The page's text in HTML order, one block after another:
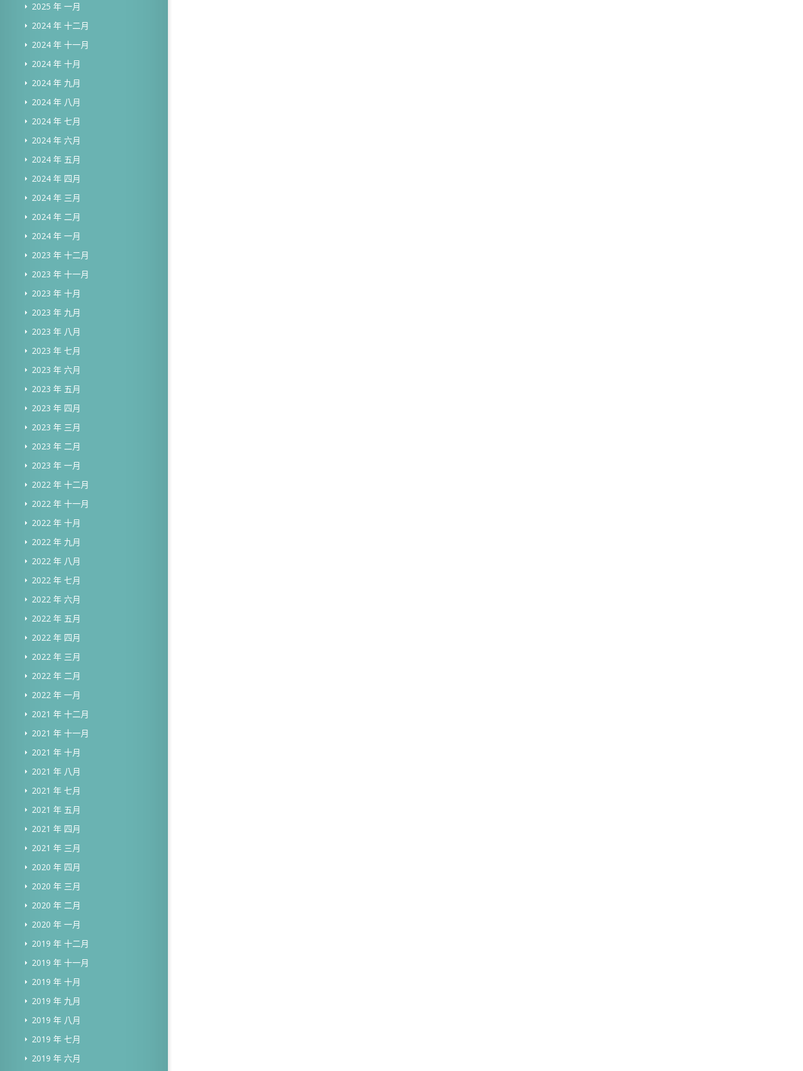
2025 年 一月
2024 年 十二月
2024 年 十一月
2024 年 十月
2024 年 九月
2024 年 八月
2024 年 七月
2024 年 六月
2024 年 五月
2024 年 四月
2024 年 三月
2024 年 二月
2024 年 一月
2023 年 十二月
2023 年 十一月
2023 年 十月
2023 年 九月
2023 年 八月
2023 年 七月
2023 年 六月
2023 年 五月
2023 年 四月
2023 年 三月
2023 年 二月
2023 年 一月
2022 年 十二月
2022 年 十一月
2022 年 十月
2022 年 九月
2022 年 八月
2022 年 七月
2022 年 六月
2022 年 五月
2022 年 四月
2022 年 三月
2022 年 二月
2022 年 一月
2021 年 十二月
2021 年 十一月
2021 年 十月
2021 年 八月
2021 年 七月
2021 年 五月
2021 年 四月
2021 年 三月
2020 年 四月
2020 年 三月
2020 年 二月
2020 年 一月
2019 年 十二月
2019 年 十一月
2019 年 十月
2019 年 九月
2019 年 八月
2019 年 七月
2019 年 六月